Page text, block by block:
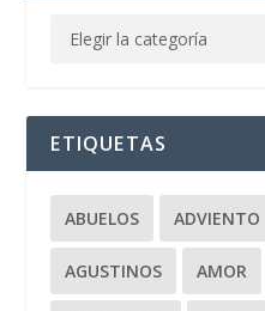
ETIQUETAS
ABUELOS ADVIENTO
AGUSTINOS AMOR